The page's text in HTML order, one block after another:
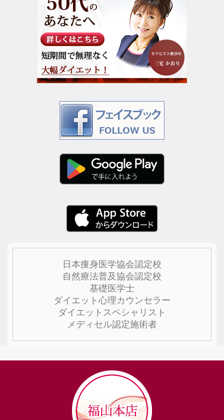
日本痩身医学協会認定校
自然療法普及協会認定校
基礎医学士
ダイエット心理カウンセラー
ダイエットスペシャリスト
メディセル認定施術者